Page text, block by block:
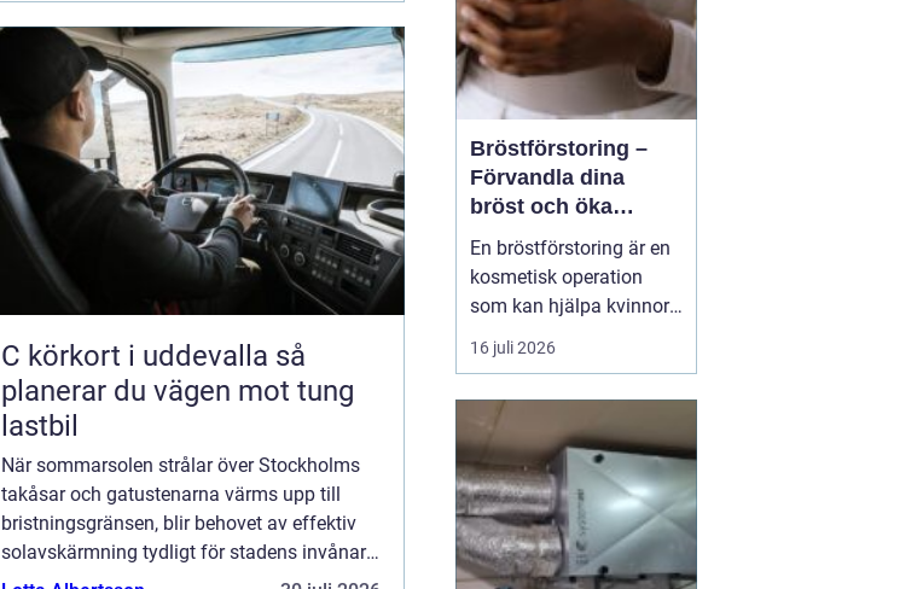
C körkort i uddevalla så
planerar du vägen mot tung
lastbil
När sommarsolen strålar över Stockholms
takåsar och gatustenarna värms upp till
bristningsgränsen, blir behovet av effektiv
solavskärmning tydligt för stadens invånare.
Markiser i Stockholm är inte...
förväntat. Med
22 juli
2026
Bröstförstoring –
Förvandla dina
bröst och öka
självförtroendet
En bröstförstoring är en
kosmetisk operation
som kan hjälpa kvinnor
att uppnå de bröst de
alltid har drömt om.
om att återställa
volymen efter graviditet
och amning, korrigera
oj&a...
16 juli 2026